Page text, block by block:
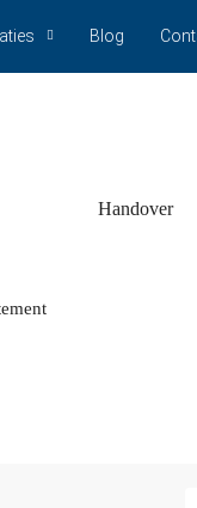
Blog
Handover